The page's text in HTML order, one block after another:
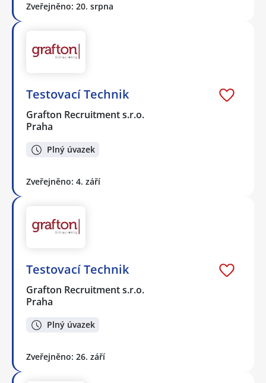
Zveřejněno: 20. srpna
Testovací Technik
Grafton Recruitment s.r.o.
Praha
Plný úvazek
Zveřejněno: 4. září
Testovací Technik
Grafton Recruitment s.r.o.
Praha
Plný úvazek
Zveřejněno: 26. září